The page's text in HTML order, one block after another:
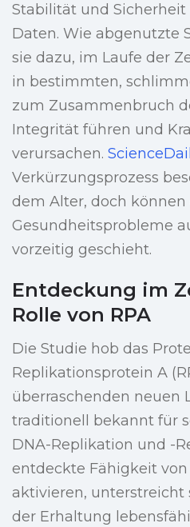
Stabilität und
Daten. Wie abgenutzte
sie dazu, im Laufe der
in bestimmten,
zum Zusammenbruch
Integrität führen und
verursachen.
Verkürzungsprozess
dem Alter, doch
Gesundheitsprobleme
vorzeitig geschieht.
Entdeckung im
Rolle von RPA
Die Studie hob das
Replikationsprotein A
überraschenden neuen
traditionell bekannt für
DNA-Replikation und -
entdeckte Fähigkeit von
aktivieren, unterstreicht
der Erhaltung